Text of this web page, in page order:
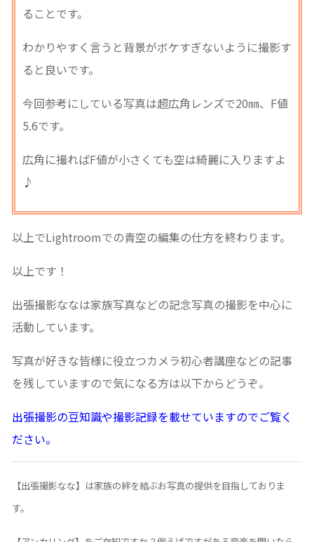
ることです。
わかりやすく言うと背景がボケすぎないように撮影す
ると良いです。
今回参考にしている写真は超広角レンズで20㎜、F値
5.6です。
広角に撮ればF値が小さくても空は綺麗に入りますよ
♪
以上でLightroomでの青空の編集の仕方を終わります。
以上です！
出張撮影ななは家族写真などの記念写真の撮影を中心に
活動しています。
写真が好きな皆様に役立つカメラ初心者講座などの記事
を残していますので気になる方は以下からどうぞ。
出張撮影の豆知識や撮影記録を載せていますのでご覧く
ださい。
【出張撮影なな】は家族の絆を結ぶお写真の提供を目指しておりま
す。